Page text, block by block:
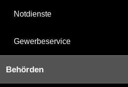
Notdienste
Gewerbeservice
Behörden